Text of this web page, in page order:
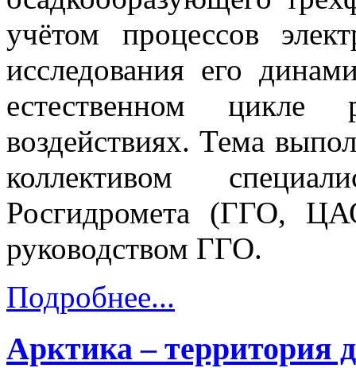
учётом процессов
исследования его
естественном
воздействиях. Тема
коллективом
Росгидромета (ГГО,
руководством ГГО.
Подробнее...
Арктика – территория